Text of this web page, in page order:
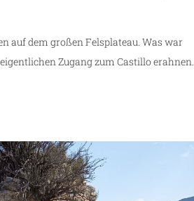
auf dem großen Felsplateau. Was war
Zugang zum Castillo erahnen.